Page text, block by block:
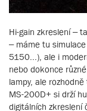
Hi-gain zkreslení –
– máme tu
5150...), ale i
nebo dokonce
lampy, ale
MS-200D+ si drží
digitálních zkreslení